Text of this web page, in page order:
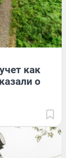
как
о